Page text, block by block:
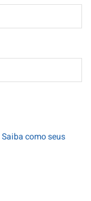
Saiba como seus